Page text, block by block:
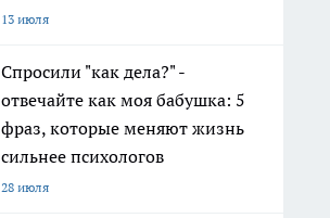
13 июля
Спросили "как дела?" -
отвечайте как моя бабушка: 5
фраз, которые меняют жизнь
сильнее психологов
28 июля